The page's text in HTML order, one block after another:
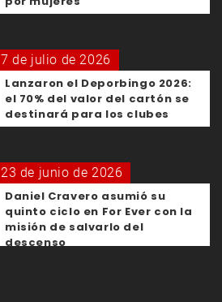
7 de julio de 2026
Lanzaron el Deporbingo 2026:
el 70% del valor del cartón se
destinará para los clubes
23 de junio de 2026
Daniel Cravero asumió su
quinto ciclo en For Ever con la
misión de salvarlo del
descenso